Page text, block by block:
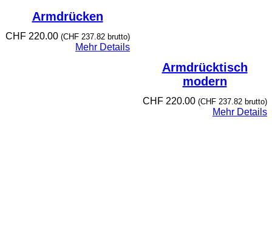
Armdrücken
CHF220.00 (CHF237.82brutto)
Mehr Details
Armdrücktisch
modern
CHF220.00 (CHF237.82brutto)
Mehr Details